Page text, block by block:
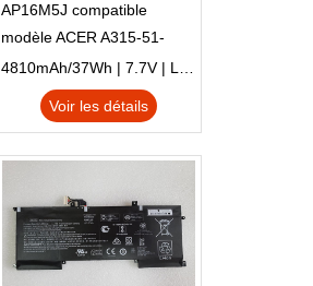
AP16M5J compatible
modèle ACER A315-51-
51SL N17Q1 SERIES
Voir les détails